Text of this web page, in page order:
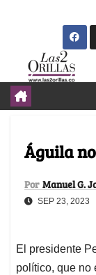
Águila
Por Manuel G.
SEP 23, 2023
El presidente
político, que no